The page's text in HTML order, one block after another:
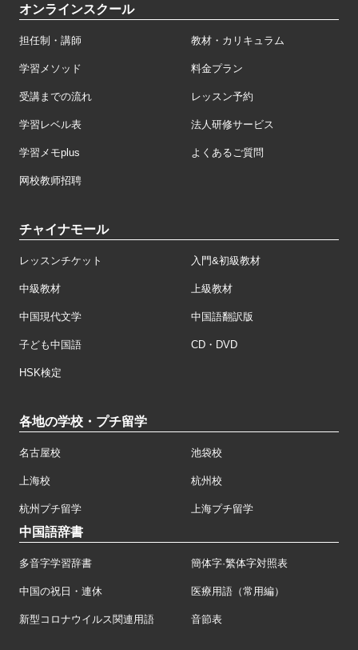
オンラインスクール
担任制・講師 教材・カリキュラム
学習メソッド 料金プラン
受講までの流れ レッスン予約
学習レベル表 法人研修サービス
学習メモplus よくあるご質問
网校教师招聘
チャイナモール
レッスンチケット 入門&初級教材
中級教材 上級教材
中国現代文学 中国語翻訳版
子ども中国語 CD・DVD
HSK検定
各地の学校・プチ留学
名古屋校 池袋校
上海校 杭州校
杭州プチ留学 上海プチ留学
中国語辞書
多音字学習辞書 簡体字·繁体字対照表
中国の祝日・連休 医療用語（常用編）
新型コロナウイルス関連用語 音節表